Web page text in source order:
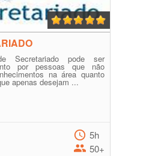
Secretariado pode ser
por pessoas que não
na área quanto
apenas desejam ...
5h
50+